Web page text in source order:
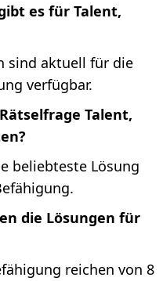
es für Talent,
sind aktuell für die
verfügbar.
Talent,
beliebteste Lösung
die Lösungen für
reichen von 8